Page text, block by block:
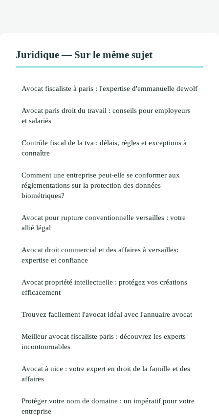
Juridique — Sur le même sujet
Avocat fiscaliste à paris : l'expertise d'emmanuelle dewolf
Avocat paris droit du travail : conseils pour employeurs
et salariés
Contrôle fiscal de la tva : délais, règles et exceptions à
connaître
Comment une entreprise peut-elle se conformer aux
réglementations sur la protection des données
biométriques?
Avocat pour rupture conventionnelle versailles : votre
allié légal
Avocat droit commercial et des affaires à versailles:
expertise et confiance
Avocat propriété intellectuelle : protégez vos créations
efficacement
Trouvez facilement l'avocat idéal avec l'annuaire avocat
Meilleur avocat fiscaliste paris : découvrez les experts
incontournables
Avocat à nice : votre expert en droit de la famille et des
affaires
Protéger votre nom de domaine : un impératif pour votre
entreprise